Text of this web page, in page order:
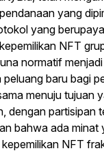
yang
yang
NFT
normatif
baru bagi
menuju tujuan
dengan partisipan
bahwa ada minat
NFT